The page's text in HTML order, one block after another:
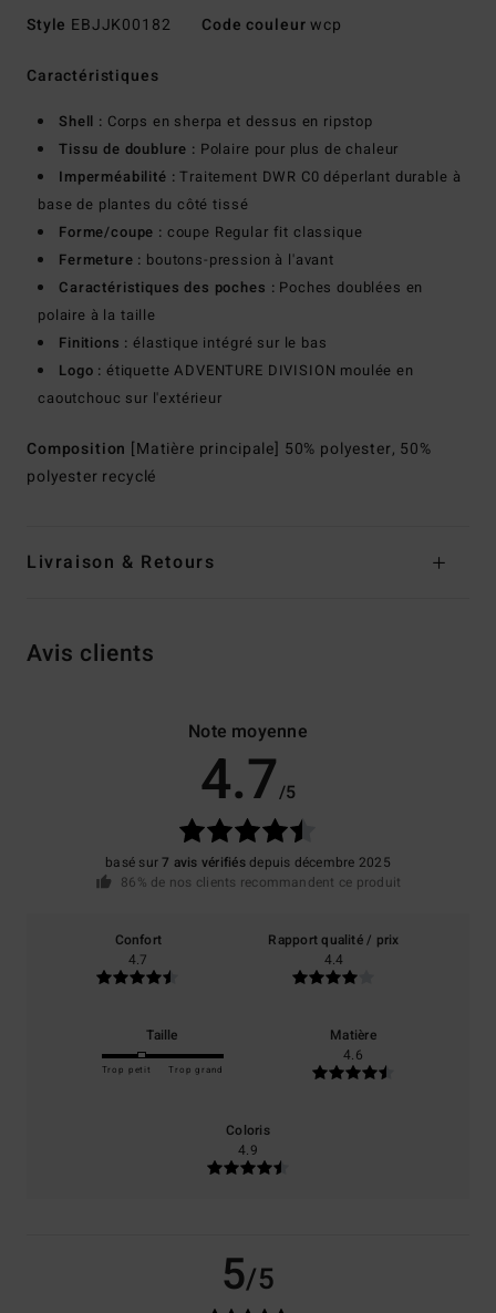
Style EBJJK00182 Code couleurwcp
Caractéristiques
Shell : Corps en sherpa et dessus en ripstop
Tissu de doublure : Polaire pour plus de chaleur
Imperméabilité : Traitement DWR C0 déperlant durable à
base de plantes du côté tissé
Forme/coupe : coupe Regular fit classique
Fermeture : boutons-pression à l'avant
Caractéristiques des poches : Poches doublées en
polaire à la taille
Finitions : élastique intégré sur le bas
Logo : étiquette ADVENTURE DIVISION moulée en
caoutchouc sur l'extérieur
Composition [Matière principale] 50% polyester, 50%
polyester recyclé
Livraison & Retours
Avis clients
Note moyenne
4.7/5
basé sur7 avis vérifiésdepuis décembre 2025
86% de nos clients recommandent ce produit
Confort
4.7
Rapport qualité / prix
4.4
Taille
Trop petit Trop grand
Matière
4.6
Coloris
4.9
5/5